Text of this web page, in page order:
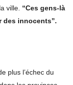
ville. “Ces gens-là
des innocents”.
plus l’échec du